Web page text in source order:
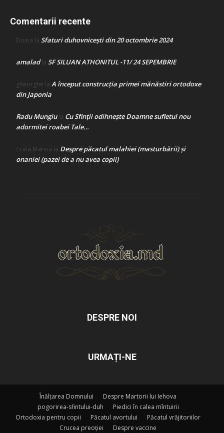
Comentarii recente
Doina la Sfaturi duhovnicești din 20 octombrie 2024
amaladla SF SILUAN ATHONITUL -11/ 24 SEPEMBRIE
gheorghe la A început construcţia primei mănăstiri ortodoxe
din Japonia
Radu Mungiula Cu Sfinții odihnește Doamne sufletul nou
adormitei roabei Tale…
Crina Marina la Despre păcatul malahiei (masturbării) şi
onaniei (pazei de a nu avea copii)
DESPRE NOI
URMAȚI-NE
Înălțarea Domnului
Despre Martorii lui Iehova
pogorirea-sfintului-duh
Piedici în calea mîntuirii
Ortodoxia pentru copii
Păcatul avortului
Păcatul vrăjitoriilor
Crucea preoției
Despre vaccine